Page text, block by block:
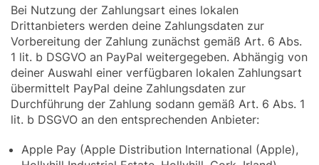
Bei Nutzung der Zahlungsart eines lokalen
Drittanbieters werden deine Zahlungsdaten zur
Vorbereitung der Zahlung zunächst gemäß Art. 6 Abs.
1 lit. b DSGVO an PayPal weitergegeben. Abhängig von
deiner Auswahl einer verfügbaren lokalen Zahlungsart
übermittelt PayPal deine Zahlungsdaten zur
Durchführung der Zahlung sodann gemäß Art. 6 Abs. 1
lit. b DSGVO an den entsprechenden Anbieter:
Apple Pay (Apple Distribution International (Apple),